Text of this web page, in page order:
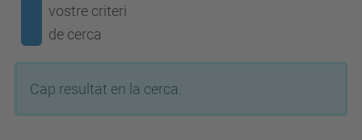
vostre criteri
de cerca
Cap resultat en la cerca.